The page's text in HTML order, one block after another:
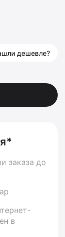
дешевле?
заказа до
в